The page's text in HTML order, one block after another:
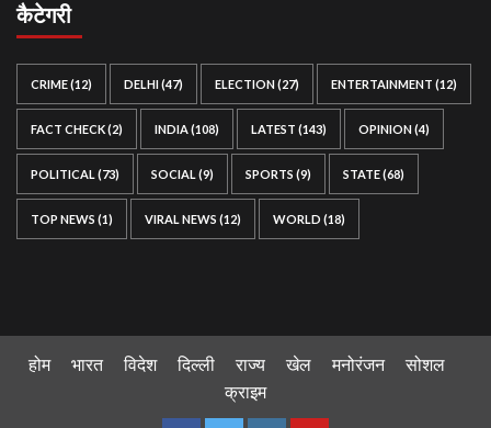
कैटेगरी
CRIME(12) DELHI(47) ELECTION(27) ENTERTAINMENT (12)
FACT CHECK(2) INDIA(108) LATEST (143) OPINION(4)
POLITICAL (73) SOCIAL (9) SPORTS (9) STATE(68)
TOP NEWS (1) VIRAL NEWS (12) WORLD (18)
होम भारत विदेश दिल्ली राज्य खेल मनोरंजन
सोशल
क्राइम